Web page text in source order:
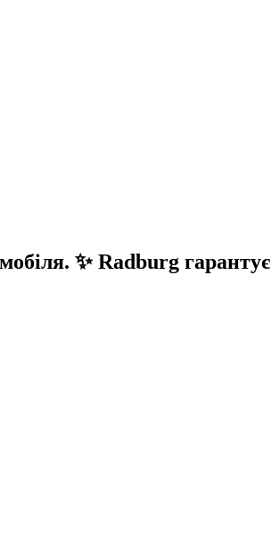
✨ Radburg гарантує